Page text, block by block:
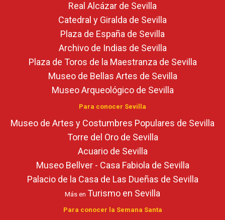
Real Alcázar de Sevilla
Catedral y Giralda de Sevilla
Plaza de España de Sevilla
Archivo de Indias de Sevilla
Plaza de Toros de la Maestranza de Sevilla
Museo de Bellas Artes de Sevilla
Museo Arqueológico de Sevilla
Para conocer Sevilla
Museo de Artes y Costumbres Populares de Sevilla
Torre del Oro de Sevilla
Acuario de Sevilla
Museo Bellver - Casa Fabiola de Sevilla
Palacio de la Casa de Las Dueñas de Sevilla
Más en Turismo en Sevilla
Para conocer la Semana Santa